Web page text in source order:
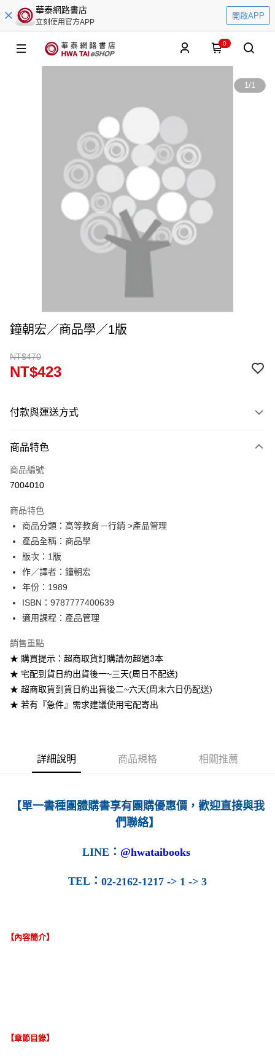
華泰網路書店
立刻使用官方APP
開啟APP
0
1/1
鐘朝宏／商品學／1版
NT$470
NT$423
付款與運送方式
信用卡一次付款
超商取貨付款
Google Pay
ATM付款
運送方式
每筆NT$60
7-11取貨付款
每筆NT$60
宅配-台灣本島
每筆NT$100
每筆NT$160
商品特色
商品編號
7004010
商品特色
商品分類：高等教育－行銷 >產品管理
產品全稱：商品學
版次：1版
作／譯者：鐘朝宏
年份：1989
ISBN：9787777400639
適用課程：產品管理
銷售重點
★ 購買提示：超商取貨訂購請勿超過3本
★ 宅配到貨日約出貨後一~三天(周日不配送)
★ 超商取貨到貨日約出貨後二~六天(周末六日仍配送)
★ 若有『急件』需求建議使用宅配寄出
詳細說明 商品規格 相關推薦
【單一書種團體購書享有團購優惠價，歡迎直接與我
們聯絡】
LINE ： @hwataibooks
TEL ： 02-2162-1217 -> 1 -> 3
【內容簡介】
【章節目錄】